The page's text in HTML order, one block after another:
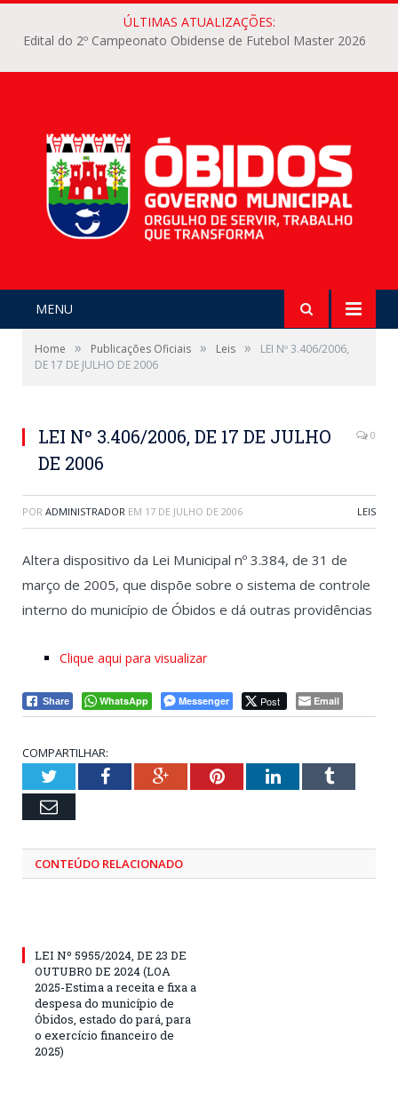
ÚLTIMAS ATUALIZAÇÕES:
Edital do 2º Campeonato Obidense de Futebol Master 2026
MENU
Home » Publicações Oficiais » Leis »
LEI Nº 3.406/2006,
DE 17 DE JULHO DE 2006
LEI Nº 3.406/2006, DE 17 DE JULHO
DE 2006
0
POR ADMINISTRADOR EM 17 DE JULHO DE 2006 LEIS
Altera dispositivo da Lei Municipal nº 3.384, de 31 de
março de 2005, que dispõe sobre o sistema de controle
interno do município de Óbidos e dá outras providências
Clique aqui para visualizar
Share WhatsApp Messenger Post Email
COMPARTILHAR:
TwitterFacebookGoogle+PinterestLinkedInTumblr
Email
CONTEÚDO RELACIONADO
LEI Nº 5955/2024, DE 23 DE
OUTUBRO DE 2024 (LOA
2025-Estima a receita e fixa a
despesa do município de
Óbidos, estado do pará, para
o exercício financeiro de
2025)